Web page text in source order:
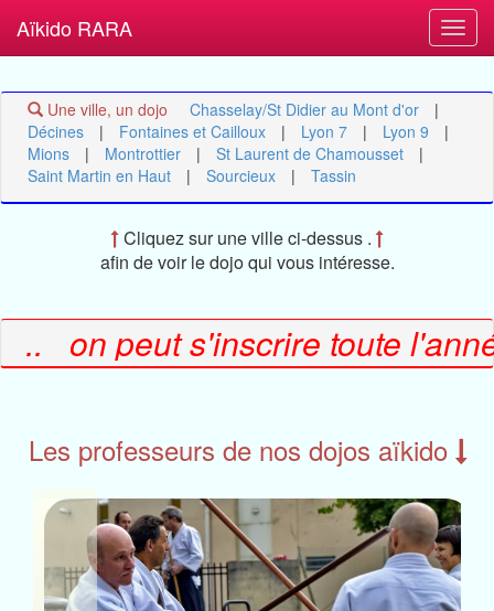
Aïkido RARA
Une ville, un dojo Chasselay/St Didier au Mont d'or
|
Décines
| Fontaines et Cailloux | Lyon 7 | Lyon 9
|
Mions
| Montrottier | St Laurent de Chamousset
|
Saint Martin en Haut
| Sourcieux | Tassin
Cliquez sur une ville ci-dessus .
afin de voir le dojo qui vous intéresse.
on peut s'inscrire toute
Les professeurs de nos dojos aïkido
Previous Next